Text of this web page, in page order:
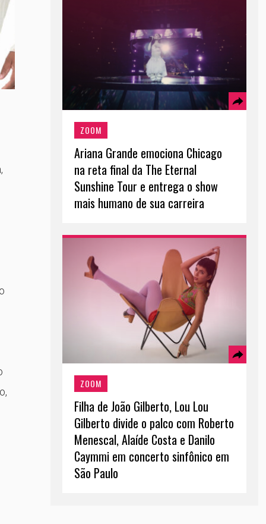
ZOOM
Ariana Grande emociona Chicago
na reta final da The Eternal
Sunshine Tour e entrega o show
mais humano de sua carreira
ZOOM
Filha de João Gilberto, Lou Lou
Gilberto divide o palco com Roberto
Menescal, Alaíde Costa e Danilo
Caymmi em concerto sinfônico em
São Paulo